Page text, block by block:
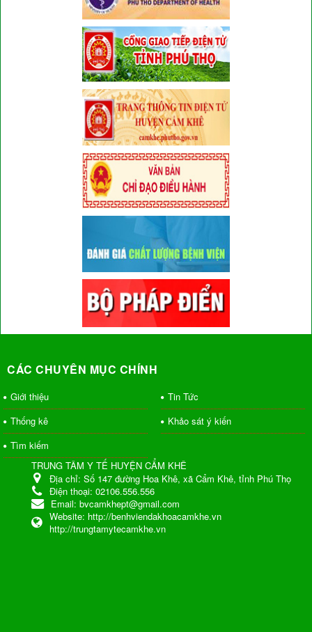
CÁC CHUYÊN MỤC CHÍNH
Giới thiệu
Tin Tức
Thống kê
Khảo sát ý kiến
Tìm kiếm
TRUNG TÂM Y TẾ HUYỆN CẨM KHÊ
Địa chỉ: Số 147 đường Hoa Khê, xã Cẩm Khê, tỉnh Phú Thọ
Điện thoại: 02106.556.556
Email: bvcamkhept@gmail.com
Website: http://benhviendakhoacamkhe.vn
http://trungtamytecamkhe.vn